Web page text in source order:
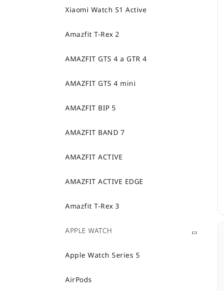
Xiaomi Watch S1 Active
Amazfit T-Rex 2
AMAZFIT GTS 4 a GTR 4
AMAZFIT GTS 4 mini
AMAZFIT BIP 5
AMAZFIT BAND 7
AMAZFIT ACTIVE
AMAZFIT ACTIVE EDGE
Amazfit T-Rex 3
APPLE WATCH
Apple Watch Series 5
AirPods